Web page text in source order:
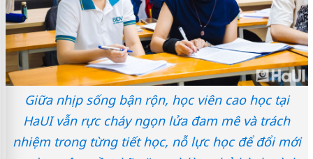
Giữa nhịp sống bận rộn, học viên cao học tại
HaUI vẫn rực cháy ngọn lửa đam mê và trách
nhiệm trong từng tiết học, nỗ lực học để đổi mới